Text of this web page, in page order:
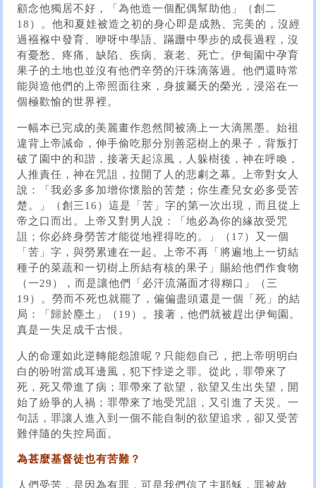
顧念他獨居不好，「為他造一個配偶幫助他」（創二
18）。他和夏娃被造之初的身心即是成熟、完美的，沒經
過襁褓中發育、咿呀中學語、蹣跚中學步的成長過程，沒
有憂愁、疼痛、缺陷、疾病、衰老、死亡。伊甸園中孕育
果子的土地也並沒有他們辛勞的汗珠滴落過。他們還時常
能與造他們的上帝照面往來，身披屬天的榮光，浸浴在一
個極歡愉的世界裡。
一幅本已完成的美麗畫作忽然間被滴上一大滴黑墨。始祖
違背上帝誡命，伸手偷吃那分別善惡樹上的果子，背叛打
破了園中的和諧，接著天起涼風，人躲樹後，神在呼喚，
人推責任，神在咒詛，拉開了人的悲劇之幕。上帝對女人
說：「我必多多加增你懷胎的苦楚；你生產兒女必多受苦
楚。」（創三16）這是「苦」字的第一次出現，而且從上
帝之口而出。上帝又對男人說：「地必為你的緣故受咒
詛；你必終身勞苦才能從地裡得吃的。」（17）又一個
「苦」字，與勞累連在一起。上帝不再「將遍地上一切結
種子的菜蔬和一切樹上所結有核的果子」賜給他們作食物
（一29），而是讓他們「必汗流滿面才得糊口」（三
19）。勞而不死也就罷了，偏偏盡頭還是一個「死」的結
局：「歸於塵土」（19）。接著，他們就被趕出伊甸園。
真是一失足成千古恨。
人的命運如此逆轉能怨誰呢？只能怨自己，把上帝明明白
白的吩咐當成耳邊風，犯下悖逆之罪。從此，罪帶來了
死，死又帶進了病；罪帶來了欲望，欲望又生出失望，開
始了紛爭的人禍；罪帶來了地受咒詛，又引進了天災。一
句話，罪讓人進入到一個不能自制的欲望追求，卻又受苦
難伴隨的失控局面。
為甚麼基督徒也有苦難？
人們受苦，是因為有罪，可是我們信了主耶穌，罪被赦